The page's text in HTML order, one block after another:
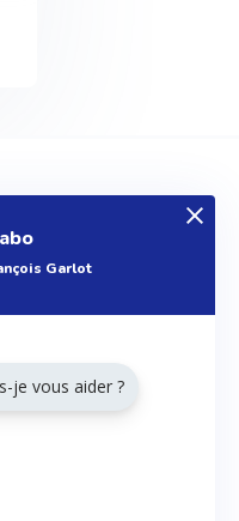
Garlot
je vous aider ?